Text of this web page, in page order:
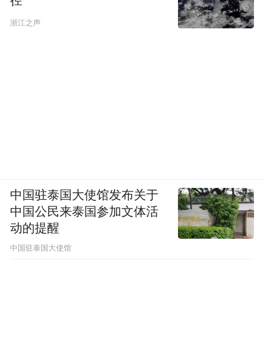
浙江之声
中国驻泰国大使馆发布关于
中国公民来泰国参加文体活
动的提醒
中国驻泰国大使馆